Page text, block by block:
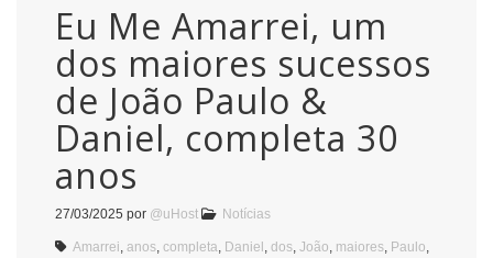
Eu Me Amarrei, um
dos maiores sucessos
de João Paulo &
Daniel, completa 30
anos
27/03/2025 por @uHost Notícias
Amarrei anos completa Daniel dos João maiores Paulo